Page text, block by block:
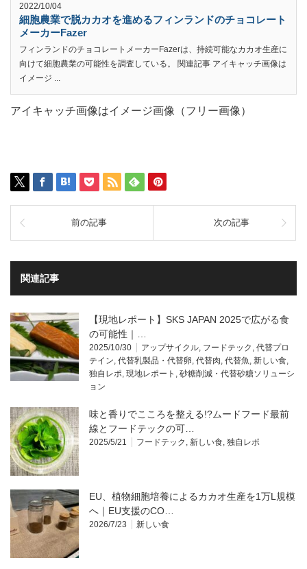
2022/10/04
細胞農業で脱カカオを進めるフィンランドのチョコレート
メーカーFazer
フィンランドのチョコレートメーカーFazerは、持続可能なカカオ生産に
向けて細胞農業の可能性を調査している。 関連記事 アイキャッチ画像は
イメージ ...
アイキャッチ画像はイメージ画像（フリー画像）
前の記事 次の記事
関連記事
【現地レポート】SKS JAPAN 2025で広がる食
の可能性｜…
2025/10/30 アップサイクル フードテック 代替プロ
テイン 代替乳製品・代替卵 代替肉 代替魚 新しい食
独自レポ 現地レポート
砂糖削減・代替砂糖ソリューシ
ョン
味と香りでこころを整える!?ムードフード最前
線とフードテックの可…
2025/5/21 フードテック 新しい食 独自レポ
EU、植物細胞培養によるカカオ生産を1万L規模
へ｜EU支援のCO…
2026/7/23 新しい食